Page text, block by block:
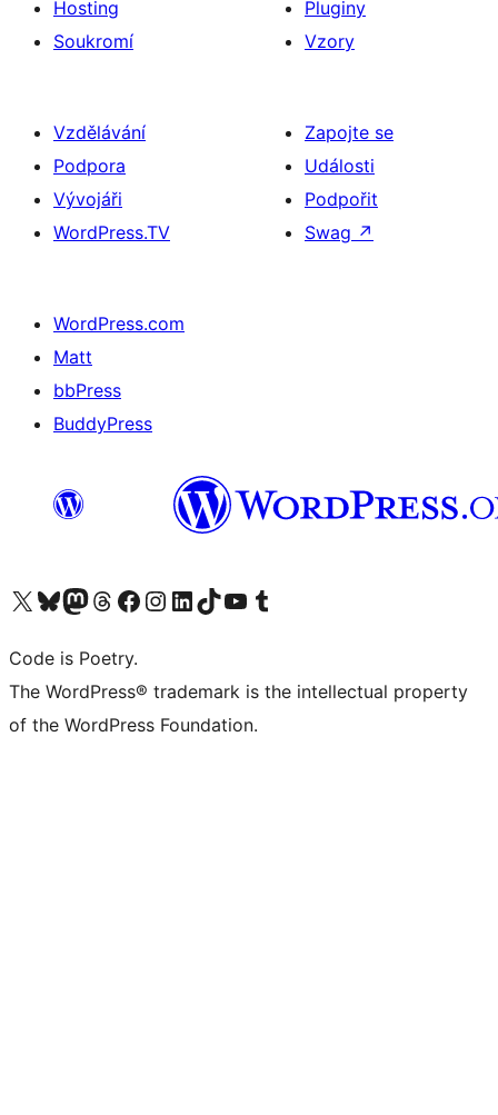
Hosting
Soukromí
Pluginy
Vzory
Vzdělávání
Podpora
Vývojáři
WordPress.TV
Zapojte se
Události
Podpořit
Swag ↗
WordPress.com
Matt
bbPress
BuddyPress
Navštivte náš účet na X (dříve Twitter)
Navštivte náš Bluesky účetNavštivte náš účet Mastodon
Navštivte náš Threads účetNavštivte naši stránku na Facebooku
Navštivte náš Instagram účetNavštivte náš LinkedIn účetNavštivte náš TikTok účetNavštivte náš YouTube kanálNavštivte náš Tumblr účet
Code is Poetry.
The WordPress® trademark is the intellectual property
of the WordPress Foundation.